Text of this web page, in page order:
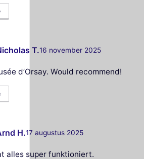
T.16 november 2025
d’Orsay. Would recommend!
H.17 augustus 2025
alles super funktioniert.